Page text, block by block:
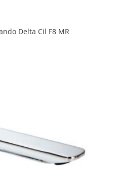
Delta Cil F8 MR